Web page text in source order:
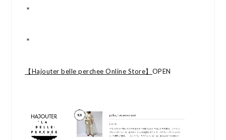
＊
＊
【Hajouter belle perchee Online Store】 OPEN